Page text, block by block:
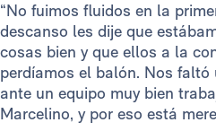
“No fuimos fluidos en la
descanso les dije que
cosas bien y que ellos a la
perdíamos el balón. Nos faltó
ante un equipo muy bien
Marcelino, y por eso está